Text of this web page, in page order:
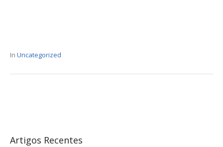
In Uncategorized
Artigos Recentes